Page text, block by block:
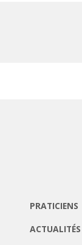
PRATICIENS
ACTUALITÉS